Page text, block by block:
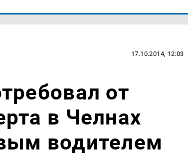
17.10.2014, 12:03
от
в Челнах
водителем